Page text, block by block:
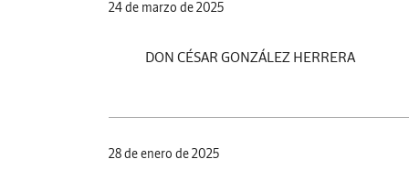
24 de marzo de 2025
DON CÉSAR GONZÁLEZ HERRERA
28 de enero de 2025